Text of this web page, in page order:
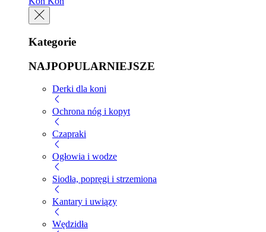
Kategorie
NAJPOPULARNIEJSZE
Derki dla koni
Ochrona nóg i kopyt
Czapraki
Ogłowia i wodze
Siodła, popręgi i strzemiona
Kantary i uwiązy
Wędzidła